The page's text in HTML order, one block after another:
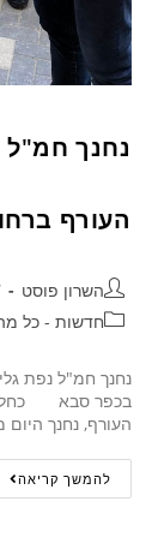
נחנך חמ"ל
העורף
השרון פוסט
חדשות - כל מה
נחנך חמ"ל נפת
בכפר סבא כחלק
העורף, נחנך
להמשך קריאה